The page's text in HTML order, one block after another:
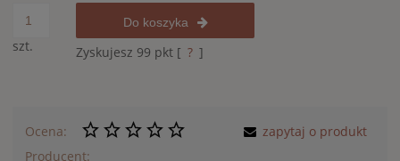
szt.
Do koszyka
Zyskujesz 99 pkt [ ? ]
Ocena:
Producent:
zapytaj o produkt